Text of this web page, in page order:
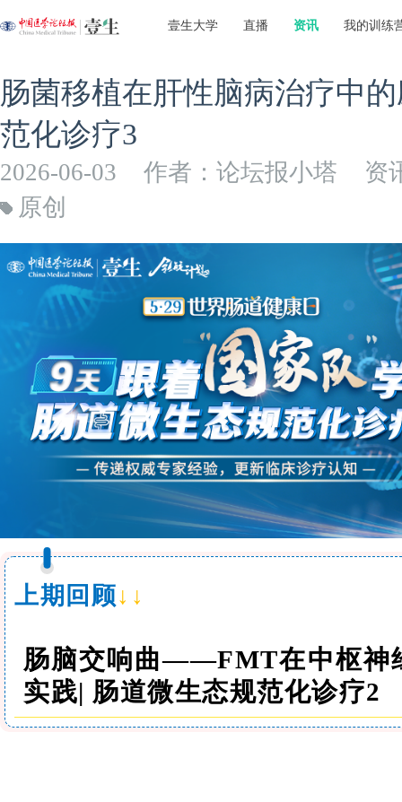
壹生大学 直播 资讯 我的训练
肠菌移植在肝性脑病治疗中
范化诊疗3
2026-06-03 作者：论坛报小塔
资
原创
上期回顾↓↓
肠脑交响曲——FMT在中枢神
实践| 肠道微生态规范化诊疗2